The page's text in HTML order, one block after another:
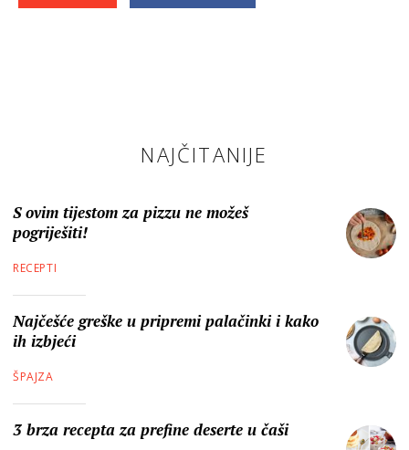
NAJČITANIJE
S ovim tijestom za pizzu ne možeš
pogriješiti!
RECEPTI
Najčešće greške u pripremi palačinki i kako
ih izbjeći
ŠPAJZA
3 brza recepta za prefine deserte u čaši